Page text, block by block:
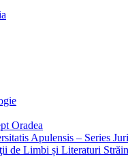
Oradea
Apulensis – Series
de Limbi și Literaturi